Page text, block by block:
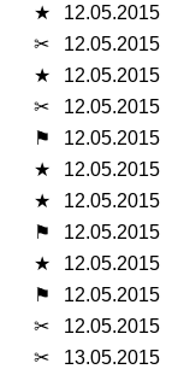
★
12.05.2015
✂
12.05.2015
★
12.05.2015
✂
12.05.2015
⚑
12.05.2015
★
12.05.2015
★
12.05.2015
⚑
12.05.2015
★
12.05.2015
⚑
12.05.2015
✂
12.05.2015
✂
13.05.2015